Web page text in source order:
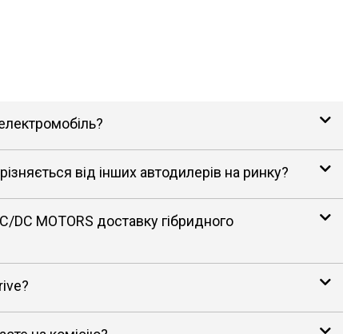
від інших автодилерів на ринку?
MOTORS доставку гібридного